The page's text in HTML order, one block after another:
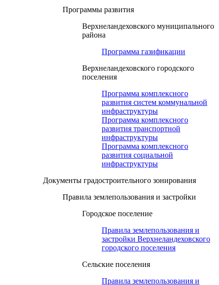
Программы развития
Верхнеландеховского муниципального
района
Программа газификации
Верхнеландеховского городского
поселения
Программа комплексного
развития систем коммунальной
инфраструктуры
Программа комплексного
развития транспортной
инфраструктуры
Программа комплексного
развития социальной
инфраструктуры
Документы градостроительного зонирования
Правила землепользования и застройки
Городское поселение
Правила землепользования и
застройки Верхнеландеховского
городского поселения
Сельские поселения
Правила землепользования и